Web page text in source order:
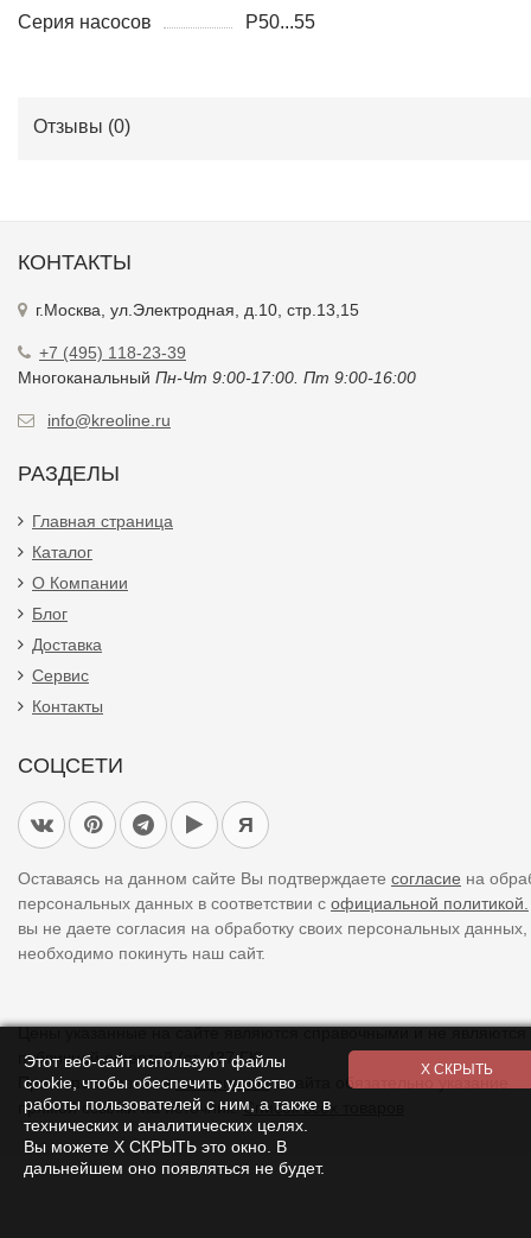
Серия насосов P50...55
Отзывы (0)
КОНТАКТЫ
г.Москва, ул.Электродная, д.10, стр.13,15
+7 (495) 118-23-39
Многоканальный Пн-Чт 9:00-17:00. Пт 9:00-16:00
info@kreoline.ru
РАЗДЕЛЫ
Главная страница
Каталог
О Компании
Блог
Доставка
Сервис
Контакты
СОЦСЕТИ
Я
Оставаясь на данном сайте Вы подтверждаете согласие на
персональных данных в соответствии с официальной политикой.
вы не даете согласия на обработку своих персональных
необходимо покинуть наш сайт.
Цены указанные на сайте являются справочными и не являются
публичной офертой (ст. 437 ГК).
При использованииматериаловс сайта обязательно указание
прямой ссылки на источник.Список всех товаров
Этот веб-сайт используют файлы
cookie, чтобы обеспечить удобство
работы пользователей с ним, а также в
технических и аналитических целях.
Вы можете Х СКРЫТЬ это окно. В
дальнейшем оно появляться не будет.